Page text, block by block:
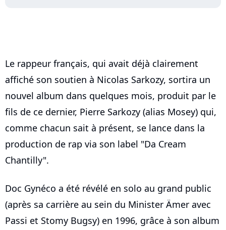
Le rappeur français, qui avait déjà clairement
affiché son soutien à Nicolas Sarkozy, sortira un
nouvel album dans quelques mois, produit par le
fils de ce dernier, Pierre Sarkozy (alias Mosey) qui,
comme chacun sait à présent, se lance dans la
production de rap via son label "Da Cream
Chantilly".
Doc Gynéco a été révélé en solo au grand public
(après sa carrière au sein du Minister Ämer avec
Passi et Stomy Bugsy) en 1996, grâce à son album